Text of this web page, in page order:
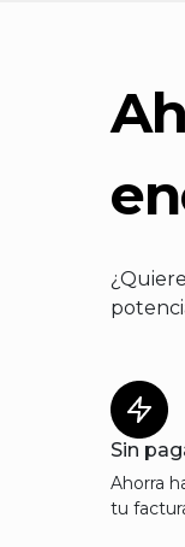
Sin
Ahorra
tu